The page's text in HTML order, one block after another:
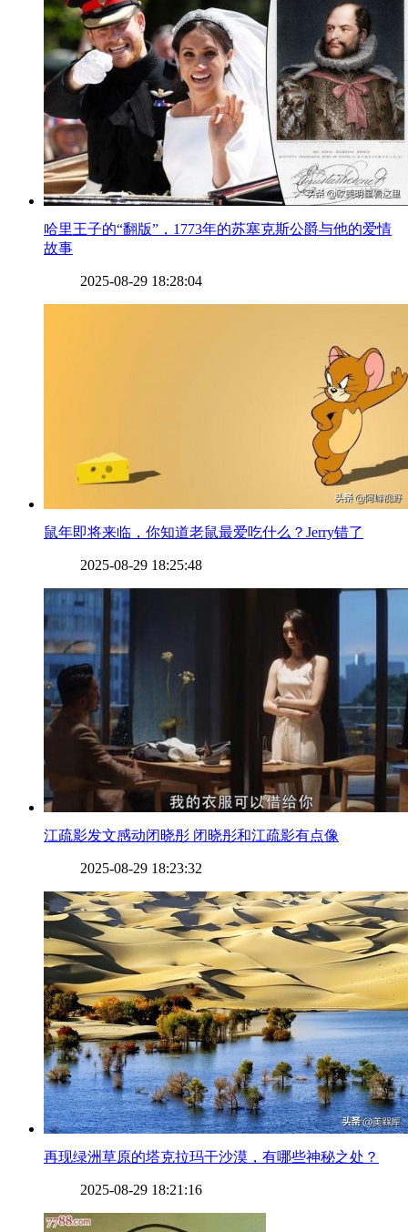
​哈里王子的“翻版”，1773年的苏塞克斯公爵与他的爱情
故事
2025-08-29 18:28:04
​鼠年即将来临，你知道老鼠最爱吃什么？Jerry错了
2025-08-29 18:25:48
​江疏影发文感动闭晓彤 闭晓彤和江疏影有点像
2025-08-29 18:23:32
​再现绿洲草原的塔克拉玛干沙漠，有哪些神秘之处？
2025-08-29 18:21:16